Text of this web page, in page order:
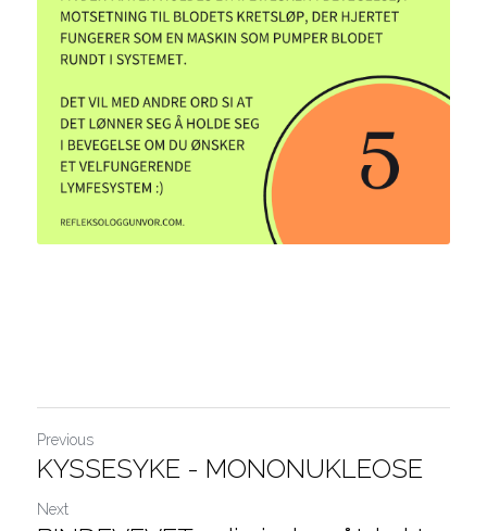
Previous
KYSSESYKE - MONONUKLEOSE
Next